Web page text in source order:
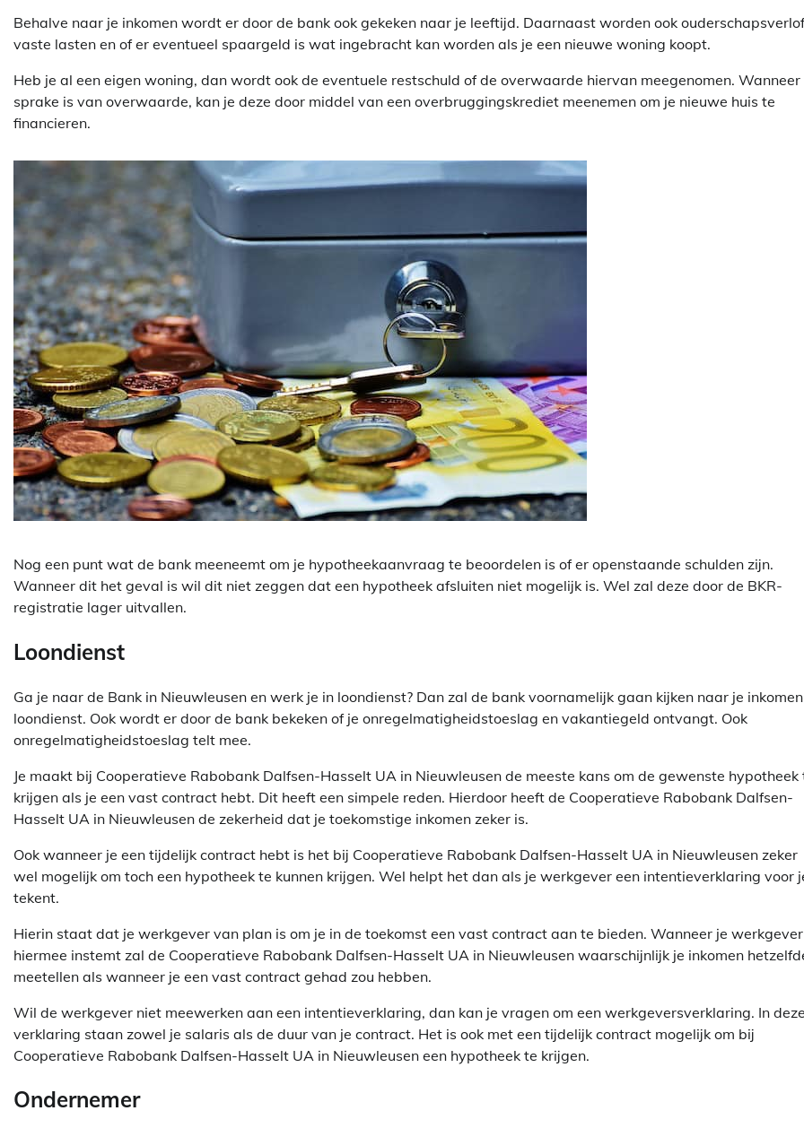
Behalve naar je inkomen wordt er door de bank ook gekeken naar je leeftijd. Daarnaast worden ook
vaste lasten en of er eventueel spaargeld is wat ingebracht kan worden als je een nieuwe woning koopt.
Heb je al een eigen woning, dan wordt ook de eventuele restschuld of de overwaarde hiervan meegenomen. Wanneer
sprake is van overwaarde, kan je deze door middel van een overbruggingskrediet meenemen om je nieuwe huis te
financieren.
Nog een punt wat de bank meeneemt om je hypotheekaanvraag te beoordelen is of er openstaande schulden zijn.
Wanneer dit het geval is wil dit niet zeggen dat een hypotheek afsluiten niet mogelijk is. Wel zal deze door de BKR-
registratie lager uitvallen.
Loondienst
Ga je naar de Bank in Nieuwleusen en werk je in loondienst? Dan zal de bank voornamelijk gaan kijken naar je
loondienst. Ook wordt er door de bank bekeken of je onregelmatigheidstoeslag en vakantiegeld ontvangt. Ook
onregelmatigheidstoeslag telt mee.
Je maakt bij Cooperatieve Rabobank Dalfsen-Hasselt UA in Nieuwleusen de meeste kans om de gewenste hypotheek
krijgen als je een vast contract hebt. Dit heeft een simpele reden. Hierdoor heeft de Cooperatieve Rabobank Dalfsen-
Hasselt UA in Nieuwleusen de zekerheid dat je toekomstige inkomen zeker is.
Ook wanneer je een tijdelijk contract hebt is het bij Cooperatieve Rabobank Dalfsen-Hasselt UA in Nieuwleusen zeker
wel mogelijk om toch een hypotheek te kunnen krijgen. Wel helpt het dan als je werkgever een intentieverklaring voor
tekent.
Hierin staat dat je werkgever van plan is om je in de toekomst een vast contract aan te bieden. Wanneer je werkgever
hiermee instemt zal de Cooperatieve Rabobank Dalfsen-Hasselt UA in Nieuwleusen waarschijnlijk je inkomen
meetellen als wanneer je een vast contract gehad zou hebben.
Wil de werkgever niet meewerken aan een intentieverklaring, dan kan je vragen om een werkgeversverklaring. In
verklaring staan zowel je salaris als de duur van je contract. Het is ook met een tijdelijk contract mogelijk om bij
Cooperatieve Rabobank Dalfsen-Hasselt UA in Nieuwleusen een hypotheek te krijgen.
Ondernemer